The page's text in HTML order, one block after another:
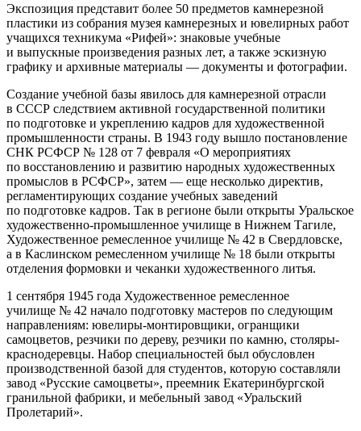
Экспозиция представит более 50 предметов камнерезной
пластики из собрания музея камнерезных и ювелирных работ
учащихся техникума «Рифей»: знаковые учебные
и выпускные произведения разных лет, а также эскизную
графику и архивные материалы — документы и фотографии.
Создание учебной базы явилось для камнерезной отрасли
в СССР следствием активной государственной политики
по подготовке и укреплению кадров для художественной
промышленности страны. В 1943 году вышло постановление
СНК РСФСР № 128 от 7 февраля «О мероприятиях
по восстановлению и развитию народных художественных
промыслов в РСФСР», затем — еще несколько директив,
регламентирующих создание учебных заведений
по подготовке кадров. Так в регионе были открыты Уральское
художественно-промышленное училище в Нижнем Тагиле,
Художественное ремесленное училище № 42 в Свердловске,
а в Каслинском ремесленном училище № 18 были открыты
отделения формовки и чеканки художественного литья.
1 сентября 1945 года Художественное ремесленное
училище № 42 начало подготовку мастеров по следующим
направлениям: ювелиры-монтировщики, огранщики
самоцветов, резчики по дереву, резчики по камню, столяры-
краснодеревцы. Набор специальностей был обусловлен
производственной базой для студентов, которую составляли
завод «Русские самоцветы», преемник Екатеринбургской
гранильной фабрики, и мебельный завод «Уральский
Пролетарий».